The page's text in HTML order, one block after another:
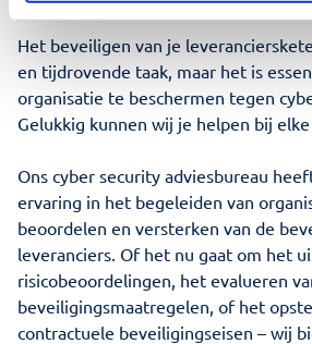
Het beveiligen van je
en tijdrovende taak, maar het is
organisatie te beschermen tegen
Gelukkig kunnen wij je helpen bij
Ons cyber security adviesbureau
ervaring in het begeleiden van
beoordelen en versterken van de
leveranciers. Of het nu gaat om het
risicobeoordelingen, het evalueren
beveiligingsmaatregelen, of het
contractuele beveiligingseisen – wij